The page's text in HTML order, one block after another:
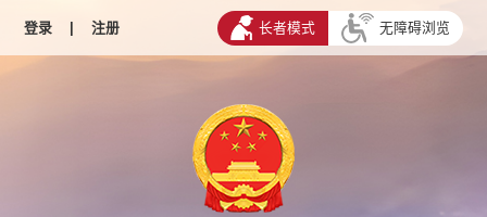
登录 | 注册 长者模式 无障碍浏览